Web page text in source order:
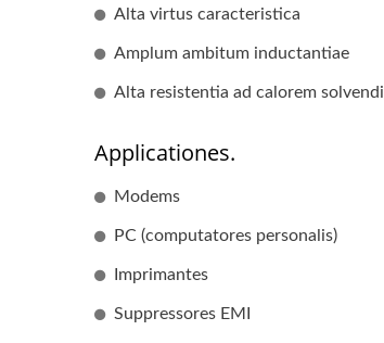
Alta virtus caracteristica
Amplum ambitum inductantiae
Alta resistentia ad calorem solvendi
Applicationes.
Modems
PC (computatores personalis)
Imprimantes
Suppressores EMI